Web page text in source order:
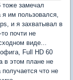
тоже замечал
я им пользовался,
и я захватывал в
почти не
виде...
Full HD 60
в этом плане не
что не